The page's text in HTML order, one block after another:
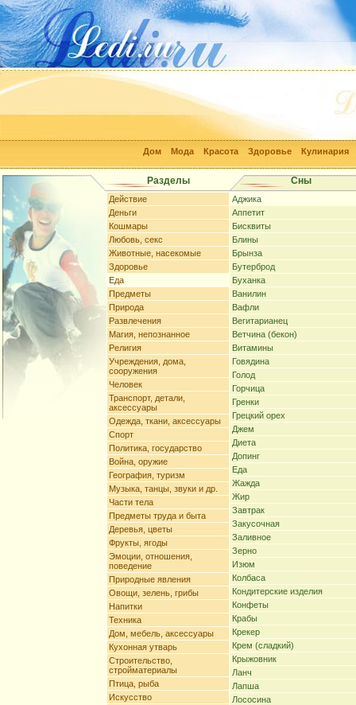
Дом Мода Красота Здоровье Кулинария
Разделы Сны
Действие
Деньги
Кошмары
Любовь, секс
Животные, насекомые
Здоровье
Еда
Предметы
Природа
Развлечения
Магия, непознанное
Религия
Учреждения, дома,
сооружения
Человек
Транспорт, детали,
аксессуары
Одежда, ткани, аксессуары
Спорт
Политика, государство
Война, оружие
География, туризм
Музыка, танцы, звуки и др.
Части тела
Предметы труда и быта
Деревья, цветы
Фрукты, ягоды
Эмоции, отношения,
поведение
Природные явления
Овощи, зелень, грибы
Напитки
Техника
Дом, мебель, аксессуары
Кухонная утварь
Строительство,
стройматериалы
Птица, рыба
Искусство
Аджика
Аппетит
Бисквиты
Блины
Брынза
Бутерброд
Буханка
Ванилин
Вафли
Вегитарианец
Ветчина (бекон)
Витамины
Говядина
Голод
Горчица
Гренки
Грецкий орех
Джем
Диета
Допинг
Еда
Жажда
Жир
Завтрак
Закусочная
Заливное
Зерно
Изюм
Колбаса
Кондитерские изделия
Конфеты
Крабы
Крекер
Крем (сладкий)
Крыжовник
Ланч
Лапша
Лососина